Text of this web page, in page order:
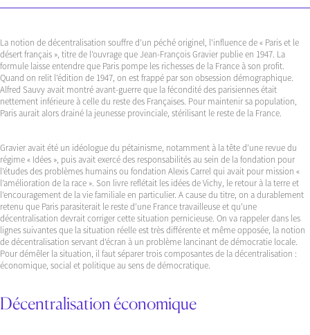
La notion de décentralisation souffre d’un péché originel, l’influence de « Paris et le
désert français », titre de l’ouvrage que Jean-François Gravier publie en 1947. La
formule laisse entendre que Paris pompe les richesses de la France à son profit.
Quand on relit l’édition de 1947, on est frappé par son obsession démographique.
Alfred Sauvy avait montré avant-guerre que la fécondité des parisiennes était
nettement inférieure à celle du reste des Françaises. Pour maintenir sa population,
Paris aurait alors drainé la jeunesse provinciale, stérilisant le reste de la France.
Gravier avait été un idéologue du pétainisme, notamment à la tête d’une revue du
régime « Idées », puis avait exercé des responsabilités au sein de la fondation pour
l’études des problèmes humains ou fondation Alexis Carrel qui avait pour mission «
l’amélioration de la race ». Son livre reflétait les idées de Vichy, le retour à la terre et
l’encouragement de la vie familiale en particulier. A cause du titre, on a durablement
retenu que Paris parasiterait le reste d’une France travailleuse et qu’une
décentralisation devrait corriger cette situation pernicieuse. On va rappeler dans les
lignes suivantes que la situation réelle est très différente et même opposée, la notion
de décentralisation servant d’écran à un problème lancinant de démocratie locale.
Pour démêler la situation, il faut séparer trois composantes de la décentralisation :
économique, social et politique au sens de démocratique.
Décentralisation économique